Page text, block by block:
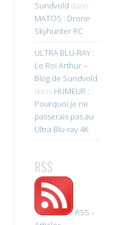
Sundvold dans
MATOS : Drone
Skyhunter RC
ULTRA BLU-RAY :
Le Roi Arthur –
Blog de Sundvold
dans HUMEUR :
Pourquoi je ne
passerais pas au
Ultra Blu-ray 4K
RSS
RSS -